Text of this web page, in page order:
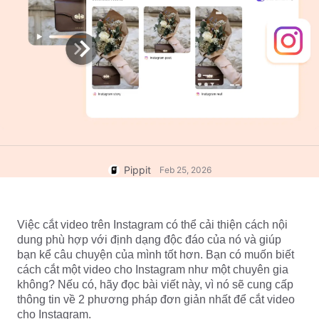
Chỉnh sửa ngay
Dễ dàng tạo hình ảnh sản phẩm
Shopify, TikTok Shop, Amazon và
các sàn thương mại điện tử khác.
Trung tâm Trợ giúp
Tài khoản Người dùng
Quản lý Tài sản
Xuất bản và Phân tích
Giải pháp Video Một Nhấp
7 Ý tưởng Áp phích Quảng cáo
Mẹo Kinh doanh
Áp phích Sản phẩm được Hỗ
5 Loại Video Kinh doanh Hàng
Tạo Ảnh Bìa Facebook
Hướng dẫn Quảng cáo Video
TikTok
Cách Cắt Video YouTube
Cắt Video cho Instagram
Pippit Feb 25, 2026
Việc cắt video trên Instagram có thể cải thiện cách nội
dung phù hợp với định dạng độc đáo của nó và giúp
bạn kể câu chuyện của mình tốt hơn. Bạn có muốn biết
cách cắt một video cho Instagram như một chuyên gia
không? Nếu có, hãy đọc bài viết này, vì nó sẽ cung cấp
thông tin về 2 phương pháp đơn giản nhất để cắt video
cho Instagram.